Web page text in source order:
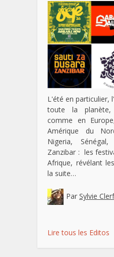
L'été en particulier,
toute la
comme en
Amérique du
Nigeria,
Zanzibar : les
Afrique, révélant
la suite…
Par Sylvie
Lire tous les Editos